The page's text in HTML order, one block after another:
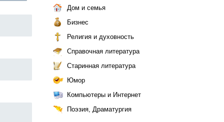
Дом и семья
Бизнес
Религия и духовность
Справочная литература
Старинная литература
Юмор
Компьютеры и Интернет
Поэзия, Драматургия